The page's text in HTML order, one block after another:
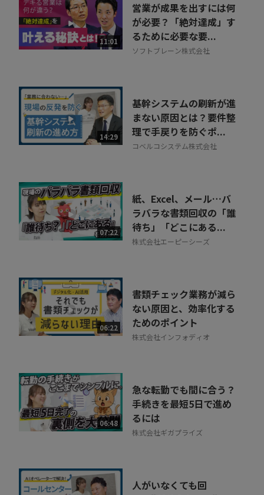
11:01
営業が成果を出すには何
が必要？「絶対達成」す
るために必要な要...
ソフトブレーン株式会社
14:29
基幹システムの刷新が進
まない原因とは？要件整
理で手戻りを防ぐポ...
コベルコシステム株式会社
07:22
紙、Excel、メール…バ
ラバラな書類回収の「誰
待ち」「どこにある...
株式会社エーピーシーズ
06:22
書類チェック業務が減ら
ない原因と、効率化する
ためのポイント
株式会社インフォディオ
06:48
急な転勤でも間に合う？
手続きを最短5日で進め
るには
株式会社ギガプライズ
人がいなくても回